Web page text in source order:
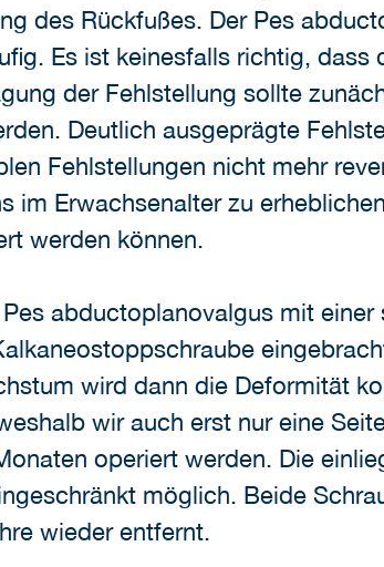
des Rückfußes. Der Pes
Es ist keinesfalls richtig, dass
der Fehlstellung sollte
Deutlich ausgeprägte
Fehlstellungen nicht mehr
im Erwachsenalter zu
werden können.
abductoplanovalgus mit
wird dann die Deformität
wir auch erst nur eine
operiert werden. Die
möglich. Beide
wieder entfernt.